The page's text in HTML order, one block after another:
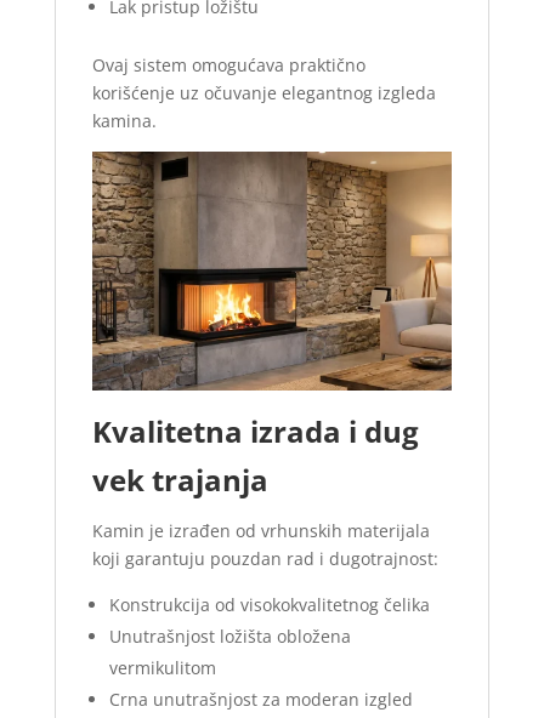
Lak pristup ložištu
Ovaj sistem omogućava praktično
korišćenje uz očuvanje elegantnog izgleda
kamina.
Kvalitetna izrada i dug
vek trajanja
Kamin je izrađen od vrhunskih materijala
koji garantuju pouzdan rad i dugotrajnost:
Konstrukcija od visokokvalitetnog čelika
Unutrašnjost ložišta obložena
vermikulitom
Crna unutrašnjost za moderan izgled